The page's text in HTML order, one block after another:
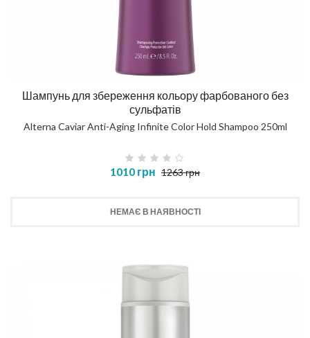
Шампунь для збереження кольору фарбованого без
сульфатів
Alterna Caviar Anti-Aging Infinite Color Hold Shampoo 250ml
1010 грн 1263 грн
НЕМАЄ В НАЯВНОСТІ